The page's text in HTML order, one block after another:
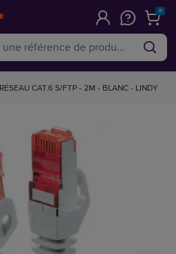
0
CAT.6 S/FTP - 2M - BLANC - LINDY